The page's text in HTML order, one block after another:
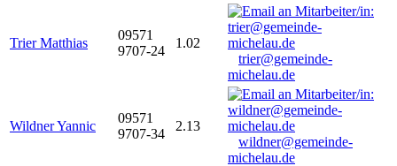
Trier Matthias
09571
9707-24
1.02
trier@gemeinde-
michelau.de
Wildner Yannic
09571
9707-34
2.13
wildner@gemeinde-
michelau.de